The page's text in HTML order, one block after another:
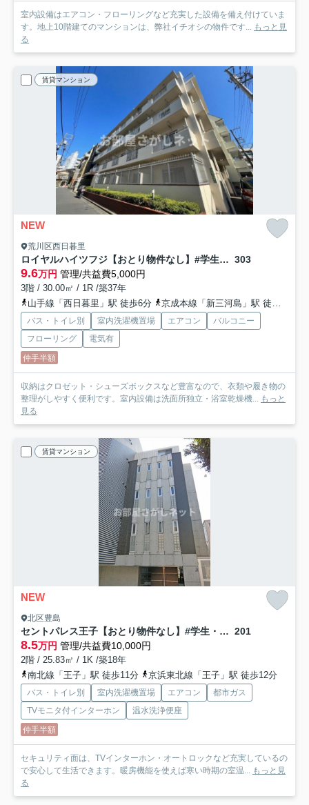
室内設備はエアコン・フローリングなど充実した設備を備え付けていま
す。地上10階建てのマンションは、弊社イチオシの物件です... もっと見
る
賃貸マンション
NEW
荒川区西日暮里
ロイヤルハイツフジ【おとり物件なし】#学生・社会人にオススメ！初期費用分割払いOK！ 303
9.6万円 管理/共益費5,000円
3階 / 30.00㎡ / 1R /築37年
山手線「西日暮里」駅 徒歩6分
京成本線「新三河島」駅 徒歩6分
バス・トイレ別 室内洗濯機置場 エアコン
バルコニー
フローリング
電気有
仲手半額
収納はクロゼット・シューズボックスなど豊富なので、衣類や履き物の
整理がしやすく便利です。室内設備は洗面所独立・浴室乾燥機... もっと
見る
賃貸マンション
NEW
北区豊島
セントパレス王子【おとり物件なし】#学生・社会人にオススメ！初期費用分割払いOK！ 201
8.5万円 管理/共益費10,000円
2階 / 25.83㎡ / 1K /築18年
南北線「王子」駅 徒歩11分
京浜東北線「王子」駅 徒歩12分
バス・トイレ別 室内洗濯機置場 エアコン
都市ガス
TVモニタ付インターホン
温水洗浄便座
仲手半額
セキュリティ面は、TVインターホン・オートロックなど充実しているの
で安心して生活できます。暖房機能を使えば寒い時期の室温... もっと見
る